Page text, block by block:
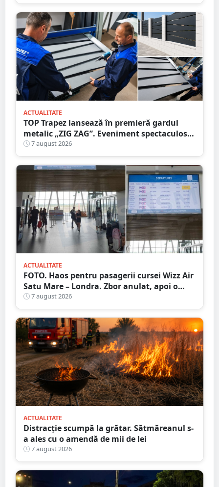
ACTUALITATE
TOP Trapez lansează în premieră gardul
metalic „ZIG ZAG”. Eveniment spectaculos
în Grădina Romei
7 august 2026
ACTUALITATE
FOTO. Haos pentru pasagerii cursei Wizz Air
Satu Mare – Londra. Zbor anulat, apoi o
nouă întârziere. Fără explicații clare
7 august 2026
ACTUALITATE
Distracție scumpă la grătar. Sătmăreanul s-
a ales cu o amendă de mii de lei
7 august 2026